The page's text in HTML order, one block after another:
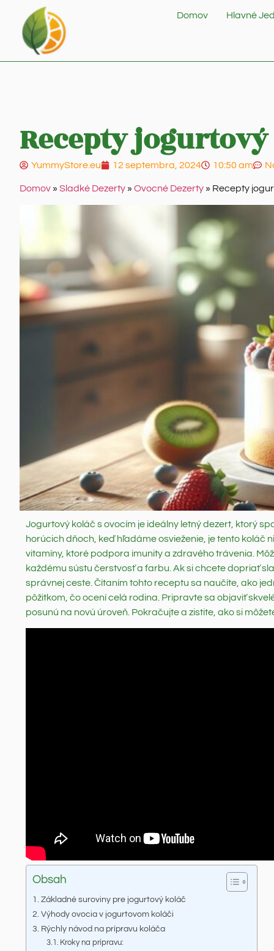
Domov Hlavné
Recepty
YummyStore.eu 12 septembra, 2024 10:50 am
Domov » Sladké Dezerty » Ovocné Dezerty » Recepty
Jogurtový koláč s ovocím je ideálny letný dezert, ktorý
horúcich dňoch, keď hľadáme osvieženie, je tento koláč
vitamíny, ktoré podpora imunity a zdravého trávenia.
každému sústu čerstvosť a farbu. Ak si chcete dopriať
správnej ceste. Čítaním tohto receptu sa naučíte, ako
pôžitkom, čo ocení celá rodina. Pripravte sa objaviť
posunú na novú úroveň. Pokračujte a zistite, ako si
Obsah
Základné suroviny pre jogurtový koláč
Výhody ovocia v jogurtovom koláči
Rýchly návod na prípravu koláča
Kroky na prípravu: